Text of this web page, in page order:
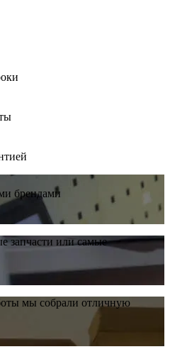
брендами
запчасти или самые
мы собрали отличную